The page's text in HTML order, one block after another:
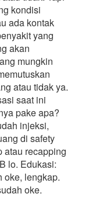
kondisi
ada kontak
yang
akan
mungkin
atau tidak ya.
saat ini
pake apa?
injeksi,
di safety
atau recapping
lo. Edukasi:
oke, lengkap.
oke.